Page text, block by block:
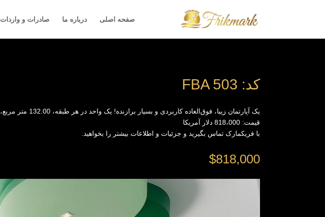
صفحه اصلی درباره ما صادرات و واردات
کد: FBA 503
یک آپارتمان زیبا، فوق‌العاده کاربردی و بسیار برازنده! یک واحد در هر طبقه، 132.00 متر مربع، 2 سوئیت به اضافه‌ی 2 نیم‌سوئیت، 3 جای پارک، فضای کامل تفریحی،…….
قیمت: 818،000 دلار آمریکا
با فریکمارک تماس بگیرید و جزئیات و اطلاعات بیشتر را بخواهید.
$818,000